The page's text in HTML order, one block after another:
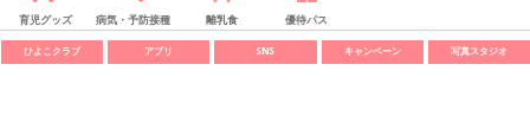
育児グッズ 病気・予防接種 離乳食 優待パス
ひよこクラブ アプリ SNS キャンペーン 写真スタジオ